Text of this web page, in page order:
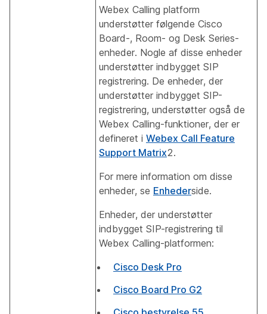
Webex Calling platform
understøtter følgende Cisco
Board-, Room- og Desk Series-
enheder. Nogle af disse enheder
understøtter indbygget SIP
registrering. De enheder, der
understøtter indbygget SIP-
registrering, understøtter også de
Webex Calling-funktioner, der er
defineret i Webex Call Feature
Support Matrix2.
For mere information om disse
enheder, se Enhederside.
Enheder, der understøtter
indbygget SIP-registrering til
Webex Calling-platformen:
Cisco Desk Pro
Cisco Board Pro G2